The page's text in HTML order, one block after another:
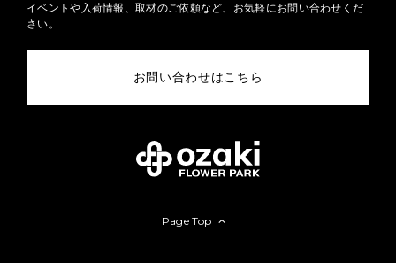
イベントや入荷情報、取材のご依頼など、お気軽にお問い合わせくだ
さい。
お問い合わせはこちら
Page Top